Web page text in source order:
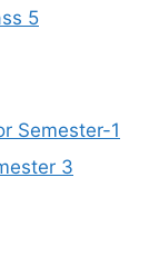
5
Semester-1
3